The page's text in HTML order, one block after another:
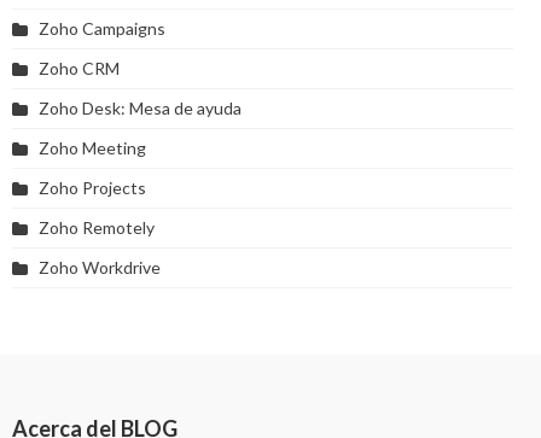
Zoho Campaigns
Zoho CRM
Zoho Desk: Mesa de ayuda
Zoho Meeting
Zoho Projects
Zoho Remotely
Zoho Workdrive
Acerca del BLOG